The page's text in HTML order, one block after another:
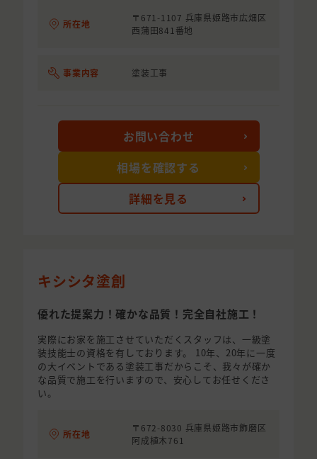
所在地
〒671-1107 兵庫県姫路市広畑区
西蒲田841番地
事業内容 塗装工事
詳細を見る
お問い合わせ
相場を確認する
キシシタ塗創
優れた提案力！確かな品質！完全自社施工！
実際にお家を施工させていただくスタッフは、一級塗
装技能士の資格を有しております。 10年、20年に一度
の大イベントである塗装工事だからこそ、我々が確か
な品質で施工を行いますので、安心してお任せくださ
い。
所在地
〒672-8030 兵庫県姫路市飾磨区
阿成植木761